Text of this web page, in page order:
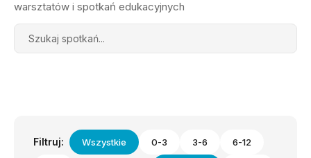
warsztatów i spotkań edukacyjnych
Search
Filtruj: Wszystkie 0-3 3-6 6-12